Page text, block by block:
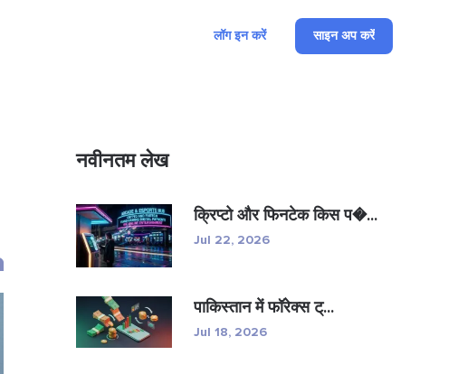
लॉग इन करें साइन अप करें
नवीनतम लेख
क्रिप्टो और फिनटेक किस प�...
Jul 22, 2026
पाकिस्तान में फॉरेक्स ट्...
Jul 18, 2026